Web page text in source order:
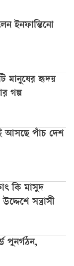
ইনফান্তিনো
মানুষের হৃদয়
গল্প
আসছে পাঁচ দেশ
কি মাসুদ
সন্ত্রাসী
পুনর্গঠন,